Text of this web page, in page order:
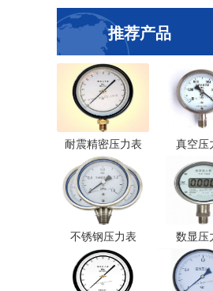
推荐产品
耐震精密压力表 真空压
不锈钢压力表 数显压